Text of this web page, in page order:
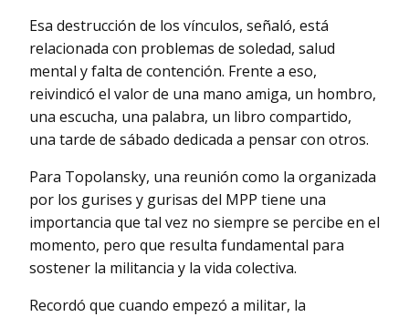
Esa destrucción de los vínculos, señaló, está
relacionada con problemas de soledad, salud
mental y falta de contención. Frente a eso,
reivindicó el valor de una mano amiga, un hombro,
una escucha, una palabra, un libro compartido,
una tarde de sábado dedicada a pensar con otros.
Para Topolansky, una reunión como la organizada
por los gurises y gurisas del MPP tiene una
importancia que tal vez no siempre se percibe en el
momento, pero que resulta fundamental para
sostener la militancia y la vida colectiva.
Recordó que cuando empezó a militar, la